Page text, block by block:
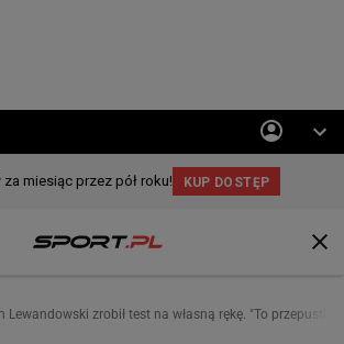
Lewandowski zrobił test na własną rękę. "To